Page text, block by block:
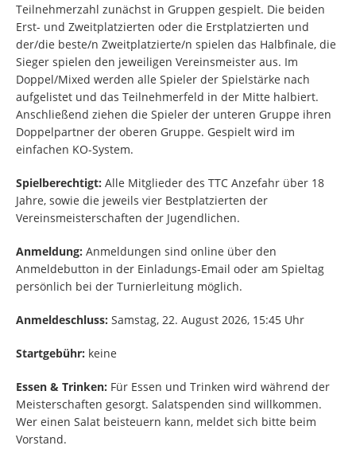
Teilnehmerzahl zunächst in Gruppen gespielt. Die beiden
Erst- und Zweitplatzierten oder die Erstplatzierten und
der/die beste/n Zweitplatzierte/n spielen das Halbfinale, die
Sieger spielen den jeweiligen Vereinsmeister aus. Im
Doppel/Mixed werden alle Spieler der Spielstärke nach
aufgelistet und das Teilnehmerfeld in der Mitte halbiert.
Anschließend ziehen die Spieler der unteren Gruppe ihren
Doppelpartner der oberen Gruppe. Gespielt wird im
einfachen KO-System.
Spielberechtigt: Alle Mitglieder des TTC Anzefahr über 18
Jahre, sowie die jeweils vier Bestplatzierten der
Vereinsmeisterschaften der Jugendlichen.
Anmeldung: Anmeldungen sind online über den
Anmeldebutton in der Einladungs-Email oder am Spieltag
persönlich bei der Turnierleitung möglich.
Anmeldeschluss: Samstag, 22. August 2026, 15:45 Uhr
Startgebühr: keine
Essen & Trinken: Für Essen und Trinken wird während der
Meisterschaften gesorgt. Salatspenden sind willkommen.
Wer einen Salat beisteuern kann, meldet sich bitte beim
Vorstand.